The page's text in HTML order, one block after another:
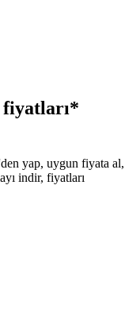
fiyatları*
yap, uygun fiyata al,
indir, fiyatları